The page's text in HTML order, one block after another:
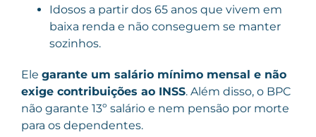
Idosos a partir dos 65 anos que vivem em
baixa renda e não conseguem se manter
sozinhos.
Ele garante um salário mínimo mensal e não
exige contribuições ao INSS. Além disso, o BPC
não garante 13º salário e nem pensão por morte
para os dependentes.